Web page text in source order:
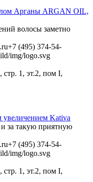
Арганы ARGAN OIL,
волосы заметно
+7 (495) 374-54-
img/logo.svg
1, эт.2, пом I,
увеличением Kativa
и за такую приятную
+7 (495) 374-54-
img/logo.svg
1, эт.2, пом I,